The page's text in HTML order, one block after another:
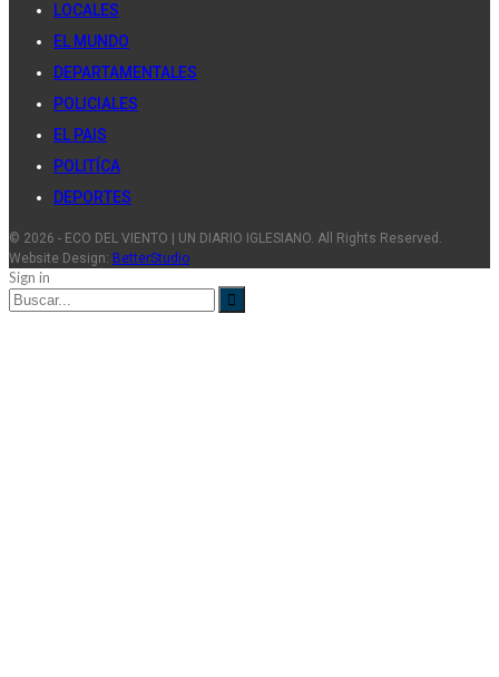
LOCALES
EL MUNDO
DEPARTAMENTALES
POLICIALES
EL PAIS
POLITÍCA
DEPORTES
© 2026 - ECO DEL VIENTO | UN DIARIO IGLESIANO. All Rights Reserved.
Website Design: BetterStudio
Sign in